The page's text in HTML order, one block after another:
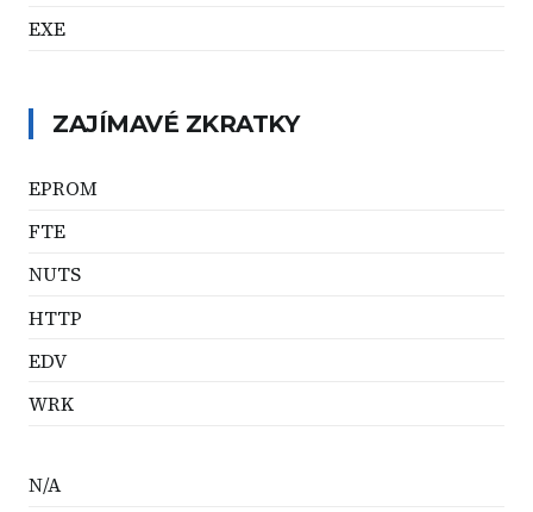
EXE
ZAJÍMAVÉ ZKRATKY
EPROM
FTE
NUTS
HTTP
EDV
WRK
N/A